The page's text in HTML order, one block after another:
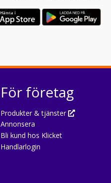
För företag
Produkter & tjänster
Annonsera
Bli kund hos Klicket
Handlarlogin